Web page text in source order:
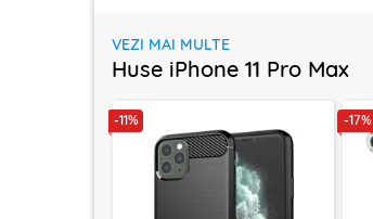
VEZI MAI MULTE
Huse iPhone 11 Pro Max
-11% -17%